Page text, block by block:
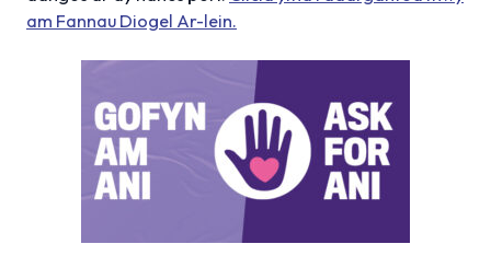
am Fannau Diogel Ar-lein.